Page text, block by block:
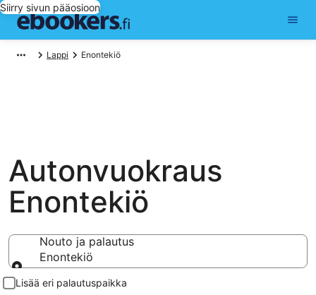
Siirry sivun pääosioon
Lappi Enontekiö
Autonvuokraus
Enontekiö
Nouto ja palautus
Enontekiö
Nouto ja palautus
Lisää eri palautuspaikka